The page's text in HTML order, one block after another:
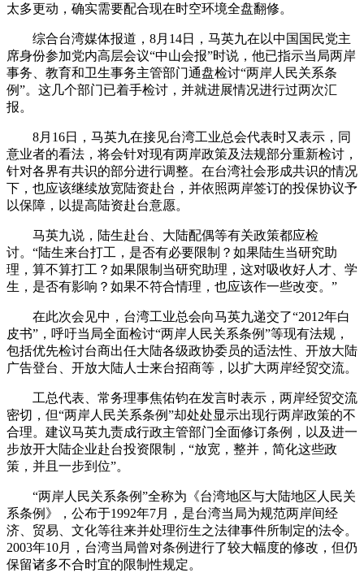
太多更动，确实需要配合现在时空环境全盘翻修。
综合台湾媒体报道，8月14日，马英九在以中国国民党主
席身份参加党内高层会议“中山会报”时说，他已指示当局两岸
事务、教育和卫生事务主管部门通盘检讨“两岸人民关系条
例”。这几个部门已着手检讨，并就进展情况进行过两次汇
报。
8月16日，马英九在接见台湾工业总会代表时又表示，同
意业者的看法，将会针对现有两岸政策及法规部分重新检讨，
针对各界有共识的部分进行调整。在台湾社会形成共识的情况
下，也应该继续放宽陆资赴台，并依照两岸签订的投保协议予
以保障，以提高陆资赴台意愿。
马英九说，陆生赴台、大陆配偶等有关政策都应检
讨。“陆生来台打工，是否有必要限制？如果陆生当研究助
理，算不算打工？如果限制当研究助理，这对吸收好人才、学
生，是否有影响？如果不符合情理，也应该作一些改变。”
在此次会见中，台湾工业总会向马英九递交了“2012年白
皮书”，呼吁当局全面检讨“两岸人民关系条例”等现有法规，
包括优先检讨台商出任大陆各级政协委员的适法性、开放大陆
广告登台、开放大陆人士来台招商等，以扩大两岸经贸交流。
工总代表、常务理事焦佑钧在发言时表示，两岸经贸交流
密切，但“两岸人民关系条例”却处处显示出现行两岸政策的不
合理。建议马英九责成行政主管部门全面修订条例，以及进一
步放开大陆企业赴台投资限制，“放宽，整并，简化这些政
策，并且一步到位”。
“两岸人民关系条例”全称为《台湾地区与大陆地区人民关
系条例》，公布于1992年7月，是台湾当局为规范两岸间经
济、贸易、文化等往来并处理衍生之法律事件所制定的法令。
2003年10月，台湾当局曾对条例进行了较大幅度的修改，但仍
保留诸多不合时宜的限制性规定。